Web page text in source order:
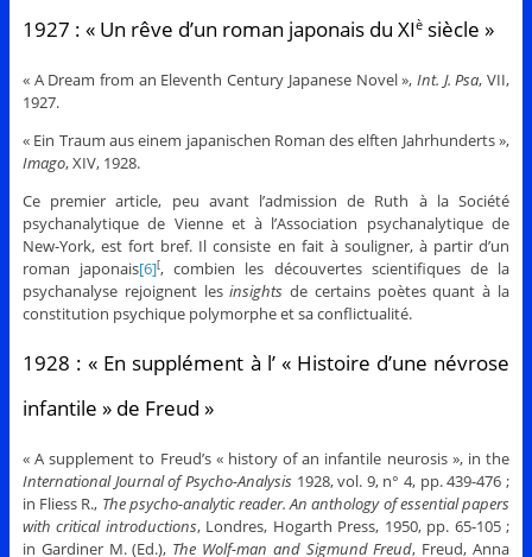
1927 : « Un rêve d’un roman japonais du XIèsiècle »
« A Dream from an Eleventh Century Japanese Novel », Int. J. Psa, VII,
1927.
« Ein Traum aus einem japanischen Roman des elften Jahrhunderts »,
Imago, XIV, 1928.
Ce premier article, peu avant l’admission de Ruth à la Société
psychanalytique de Vienne et à l’Association psychanalytique de
New-York, est fort bref. Il consiste en fait à souligner, à partir d’un
roman japonais[6][, combien les découvertes scientifiques de la
psychanalyse rejoignent lesinsights de certains poètes quant à la
constitution psychique polymorphe et sa conflictualité.
1928 : « En supplément à l’ « Histoire d’une névrose
infantile » de Freud »
« A supplement to Freud’s « history of an infantile neurosis », in the
International Journal of Psycho-Analysis1928, vol. 9, n° 4, pp. 439-476 ;
in Fliess R., The psycho-analytic reader. An anthology of essential papers
with critical introductions, Londres, Hogarth Press, 1950, pp. 65-105 ;
in Gardiner M. (Ed.), The Wolf-man and Sigmund Freud, Freud, Anna